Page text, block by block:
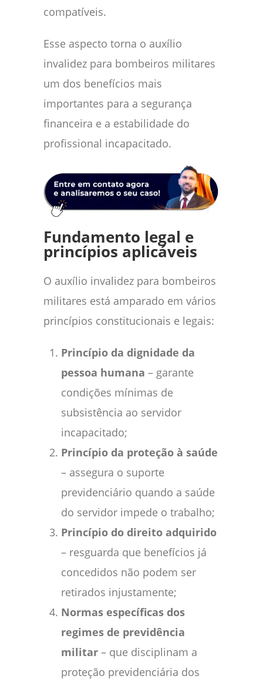
compatíveis.
Esse aspecto torna o auxílio
invalidez para bombeiros militares
um dos benefícios mais
importantes para a segurança
financeira e a estabilidade do
profissional incapacitado.
Fundamento legal e
princípios aplicáveis
O auxílio invalidez para bombeiros
militares está amparado em vários
princípios constitucionais e legais:
Princípio da dignidade da
pessoa humana – garante
condições mínimas de
subsistência ao servidor
incapacitado;
Princípio da proteção à saúde
– assegura o suporte
previdenciário quando a saúde
do servidor impede o trabalho;
Princípio do direito adquirido
– resguarda que benefícios já
concedidos não podem ser
retirados injustamente;
Normas específicas dos
regimes de previdência
militar – que disciplinam a
proteção previdenciária dos